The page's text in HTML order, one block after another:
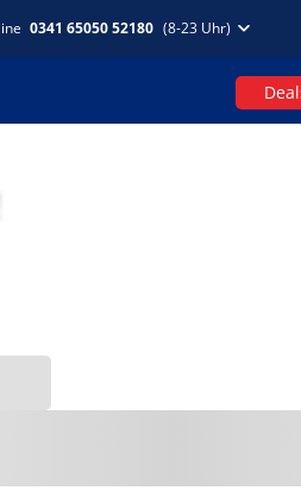
0341 65050 52180 (8-23 Uhr)